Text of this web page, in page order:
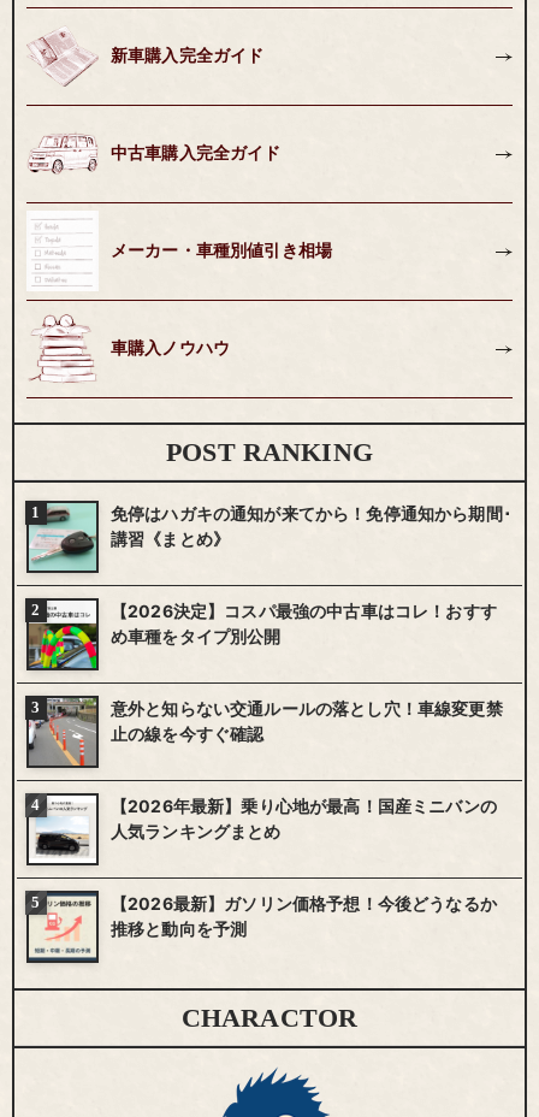
新車購入完全ガイド
中古車購入完全ガイド
メーカー・車種別値引き相場
車購入ノウハウ
POST RANKING
免停はハガキの通知が来てから！免停通知から期間･
講習《まとめ》
【2026決定】コスパ最強の中古車はコレ！おすす
め車種をタイプ別公開
意外と知らない交通ルールの落とし穴！車線変更禁
止の線を今すぐ確認
【2026年最新】乗り心地が最高！国産ミニバンの
人気ランキングまとめ
【2026最新】ガソリン価格予想！今後どうなるか
推移と動向を予測
CHARACTOR